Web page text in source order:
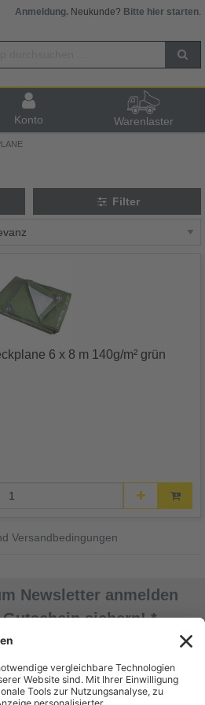
Anmeldung. Neukunde? Bitte hier starten.
Konto Warenlaster
Filter
6 x 8 m 140g/m² grün
Versandbedingungen
Newsletter anmelden
Gutschein sichern! *
Jetzt Anmelden
Abmeldung jederzeit möglich. Nur mit